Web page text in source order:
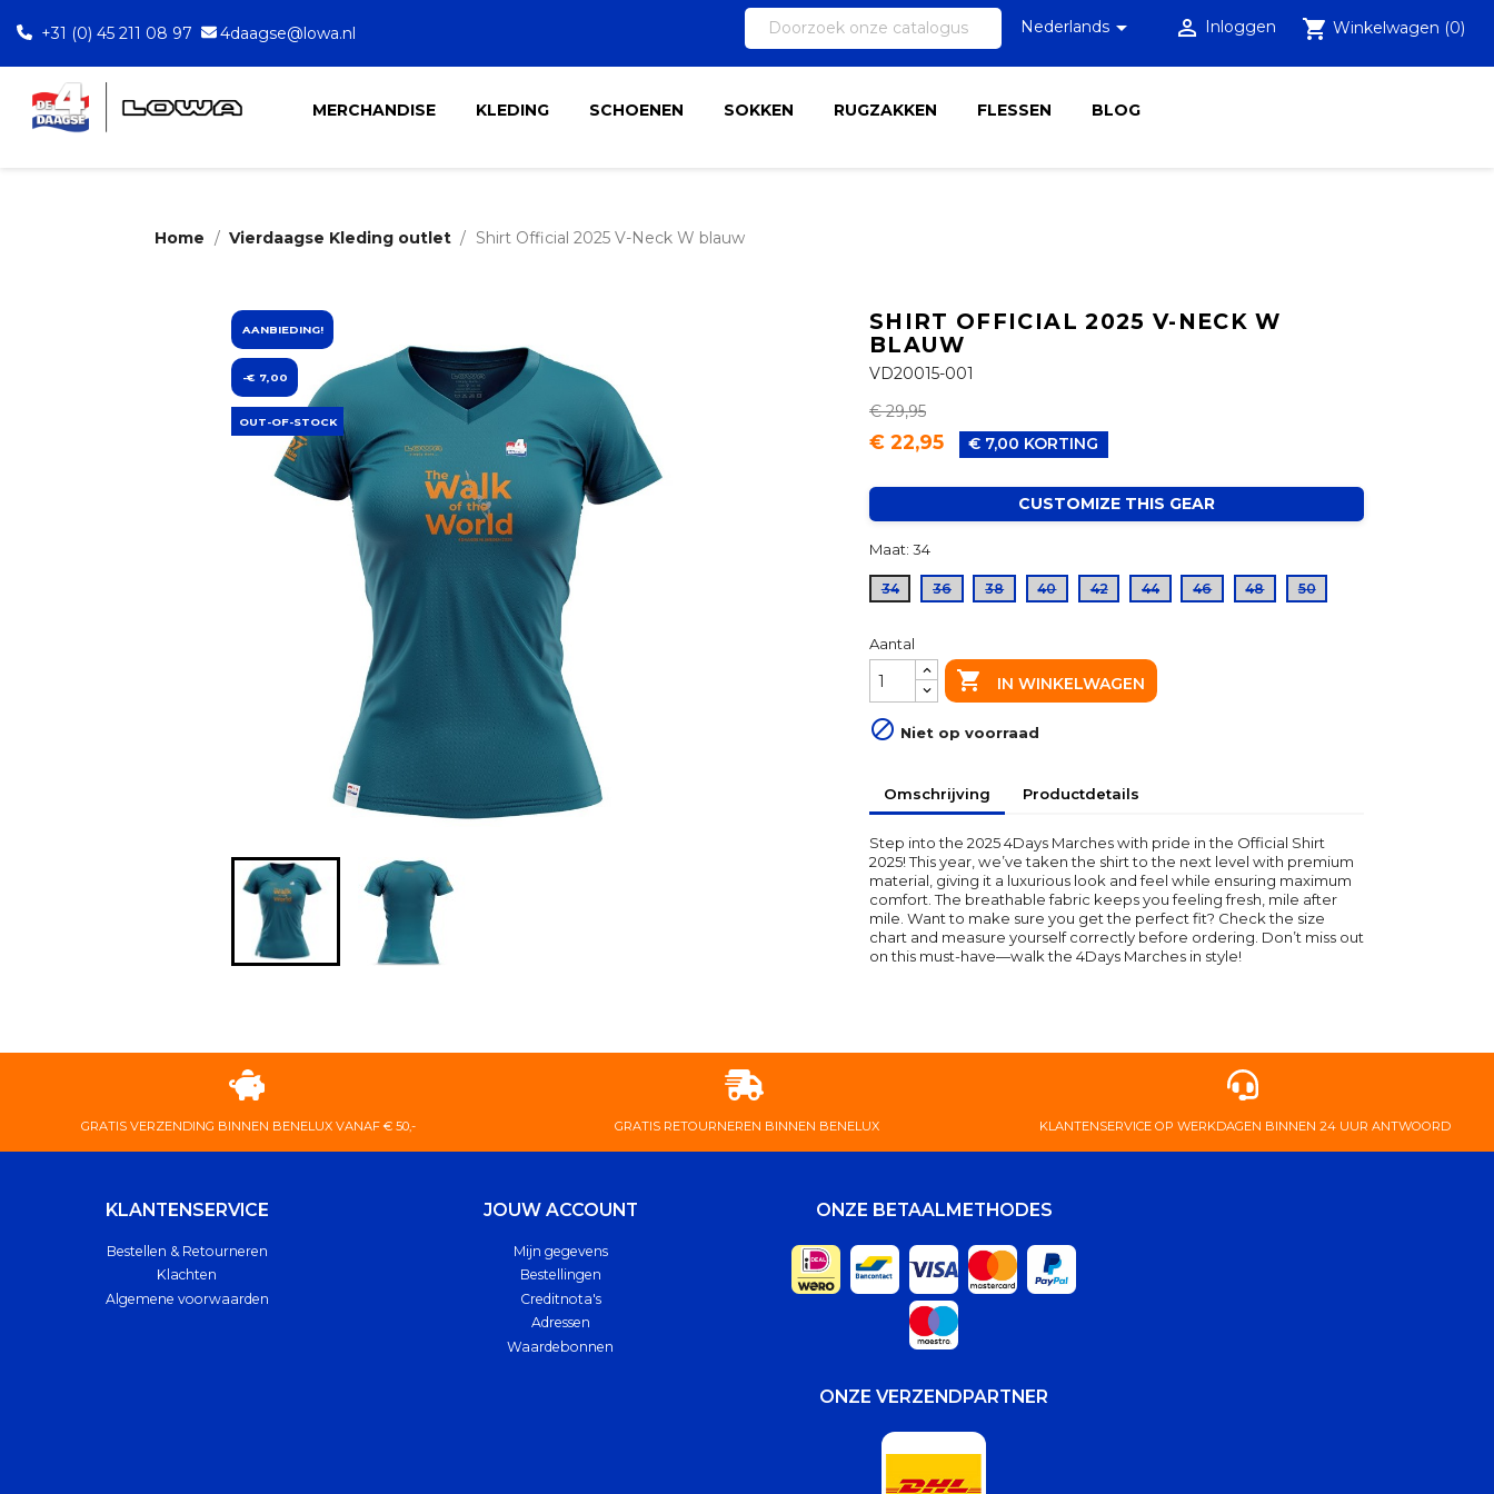
+31 (0) 45 211 08 97 4daagse@lowa.nl Nederlands  Inloggen shopping_cart Winkelwagen (0)
MERCHANDISE KLEDING SCHOENEN SOKKEN RUGZAKKEN FLESSEN BLOG
Home Vierdaagse Kleding outlet Shirt Official 2025 V-Neck W blauw
AANBIEDING!
-€ 7,00
OUT-OF-STOCK
SHIRT OFFICIAL 2025 V-NECK W
BLAUW
VD20015-001
€ 29,95
€ 22,95 € 7,00 KORTING
Maat: 34
34 36 38 40 42 44 46 48 50
Aantal
 IN WINKELWAGEN
 Niet op voorraad
Omschrijving Productdetails
Step into the 2025 4Days Marches with pride in the Official Shirt
2025! This year, we’ve taken the shirt to the next level with premium
material, giving it a luxurious look and feel while ensuring maximum
comfort. The breathable fabric keeps you feeling fresh, mile after
mile. Want to make sure you get the perfect fit? Check the size
chart and measure yourself correctly before ordering. Don’t miss out
on this must-have—walk the 4Days Marches in style!
GRATIS VERZENDING BINNEN BENELUX VANAF € 50,- GRATIS RETOURNEREN BINNEN BENELUX KLANTENSERVICE OP WERKDAGEN BINNEN 24 UUR ANTWOORD
KLANTENSERVICE
Bestellen & Retourneren
Klachten
Algemene voorwaarden
JOUW ACCOUNT
Mijn gegevens
Bestellingen
Creditnota's
Adressen
Waardebonnen
ONZE BETAALMETHODES
ONZE VERZENDPARTNER